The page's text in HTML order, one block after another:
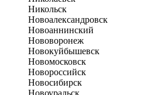
Никольск
Новоалександровск
Новоаннинский
Нововоронеж
Новокуйбышевск
Новомосковск
Новороссийск
Новосибирск
Новоуральск